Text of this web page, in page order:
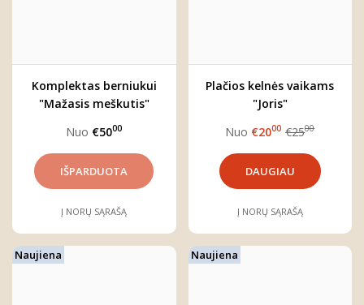
Komplektas berniukui
"Mažasis meškutis"
Nuo €5000
Į NORŲ SĄRAŠĄ
Plačios kelnės vaikams
"Joris"
Nuo €2000 €2500
DAUGIAU
Į NORŲ SĄRAŠĄ
Naujiena Naujiena